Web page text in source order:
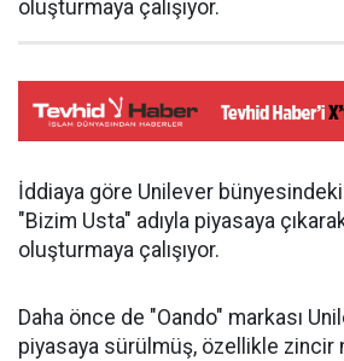
oluşturmaya çalışıyor.
İddiaya göre Unilever
"Bizim Usta" adıyla piyasaya
oluşturmaya çalışıyor.
Daha önce de "Oando" markası
piyasaya sürülmüş, özellikle zincir